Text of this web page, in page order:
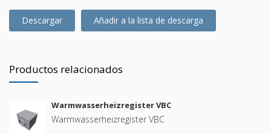
Descargar Añadir a la lista de descarga
Productos relacionados
Warmwasserheizregister VBC
Warmwasserheizregister VBC